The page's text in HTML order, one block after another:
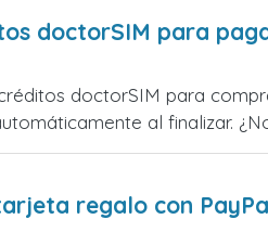
doctorSIM para
créditos doctorSIM para
al finalizar.
regalo con